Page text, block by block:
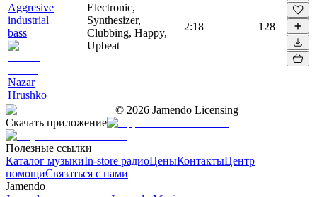
Aggresive
industrial
bass
Nazar
Hrushko
Electronic,
Synthesizer,
Clubbing, Happy,
Upbeat
2:18 128
© 2026 Jamendo Licensing
Скачать приложение
Полезные ссылки
Каталог музыкиIn-store радиоЦеныКонтактыЦентр
помощиСвязаться с нами
Jamendo